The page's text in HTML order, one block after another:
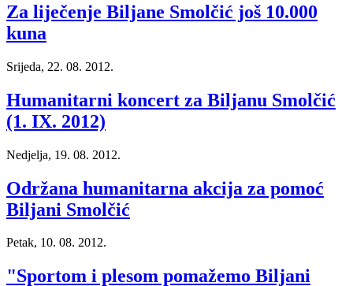
Za liječenje Biljane Smolčić još 10.000
kuna
Srijeda, 22. 08. 2012.
Humanitarni koncert za Biljanu Smolčić
(1. IX. 2012)
Nedjelja, 19. 08. 2012.
Održana humanitarna akcija za pomoć
Biljani Smolčić
Petak, 10. 08. 2012.
"Sportom i plesom pomažemo Biljani